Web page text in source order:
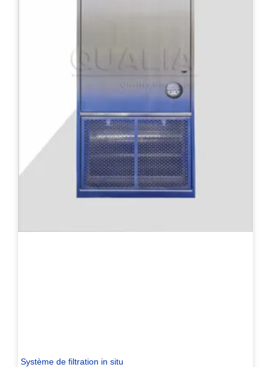
Système de filtration in situ